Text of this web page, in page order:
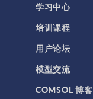
学习中心
培训课程
用户论坛
模型交流
COMSOL 博客